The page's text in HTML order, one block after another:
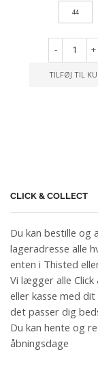
44
- +
TILFØJ TIL
CLICK & COLLECT
Du kan bestille og
lageradresse alle
enten i Thisted
Vi lægger alle
eller kasse med
det passer dig
Du kan hente og
åbningsdage